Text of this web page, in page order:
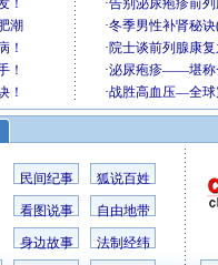
民间纪事 狐说百姓
看图说事 自由地带
身边故事 法制经纬